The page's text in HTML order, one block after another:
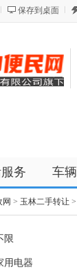
保存到桌面
务 车
网 > 玉林二手转让 >
限
用电器